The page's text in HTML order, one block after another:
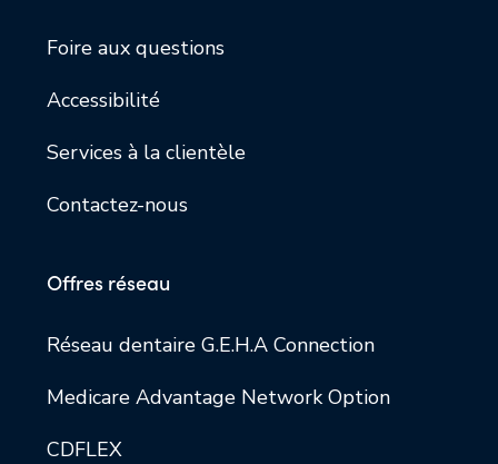
Foire aux questions
Accessibilité
Services à la clientèle
Contactez-nous
Offres réseau
Réseau dentaire G.E.H.A Connection
Medicare Advantage Network Option
CDFLEX